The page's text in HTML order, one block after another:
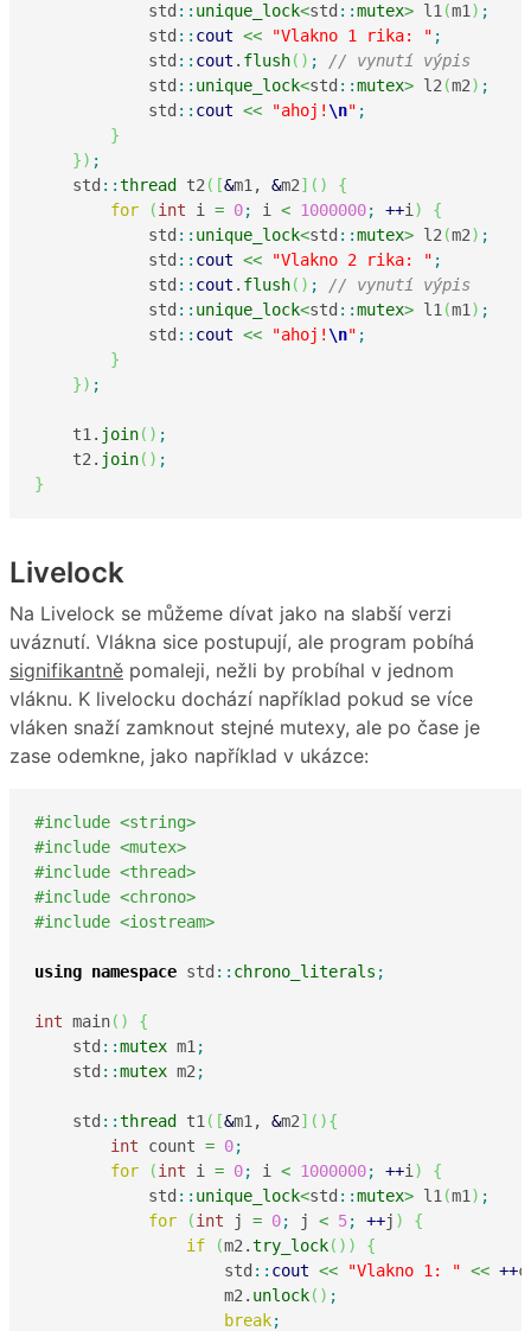
            std
:: unique_lock<std ::mutex> l1(m1) ;
            std
:: cout << "Vlakno 1 rika: " ;
            std
:: cout . flush( ) ;
// vynutí výpis
            std
:: unique_lock<std ::mutex> l2(m2) ;
            std
:: cout << "ahoj! \n" ;
}
}) ;
    std
::thread t2( [&m1, &m2] ( )
{
for
(int i = 0; i < 1000000; ++i)
{
            std
:: unique_lock<std ::mutex> l2(m2) ;
            std
:: cout << "Vlakno 2 rika: " ;
            std
:: cout . flush( ) ;
// vynutí výpis
            std
:: unique_lock<std ::mutex> l1(m1) ;
            std
:: cout << "ahoj! \n" ;
}
}) ;
    t1.
join( ) ;
    t2.
join( ) ;
}
Livelock
Na Livelock se můžeme dívat jako na slabší verzi
uváznutí. Vlákna sice postupují, ale program pobíhá
signifikantně pomaleji, nežli by probíhal v jednom
vláknu. K livelocku dochází například pokud se více
vláken snaží zamknout stejné mutexy, ale po čase je
zase odemkne, jako například v ukázce:
#include <string>
#include <mutex>
#include <thread>
#include <chrono>
#include <iostream>
using namespace std :: chrono_literals ;
int main( )
{
    std
::mutex m1 ;
    std
::mutex m2 ;
    std
::thread t1 ( [&m1, &m2] ( ){
int count = 0;
for
(int i = 0; i < 1000000; ++i )
{
            std
:: unique_lock<std ::mutex> l1 (m1 ) ;
for
(int j = 0; j < 5; ++j )
{
if
(m2.try_lock( ) )
{
                    std
:: cout << "Vlakno 1: " << ++
                    m2.
unlock( ) ;
break;